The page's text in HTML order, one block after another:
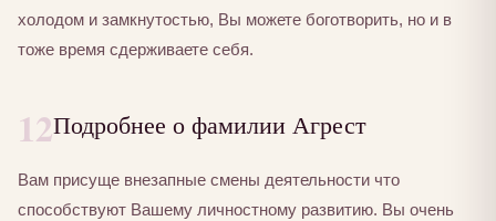
холодом и замкнутостью, Вы можете боготворить, но и в
тоже время сдерживаете себя.
12Подробнее о фамилии Агрест
Вам присуще внезапные смены деятельности что
способствуют Вашему личностному развитию. Вы очень